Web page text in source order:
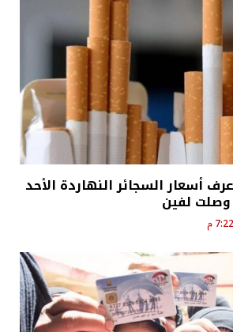
أسعار السجائر النهاردة الأحد